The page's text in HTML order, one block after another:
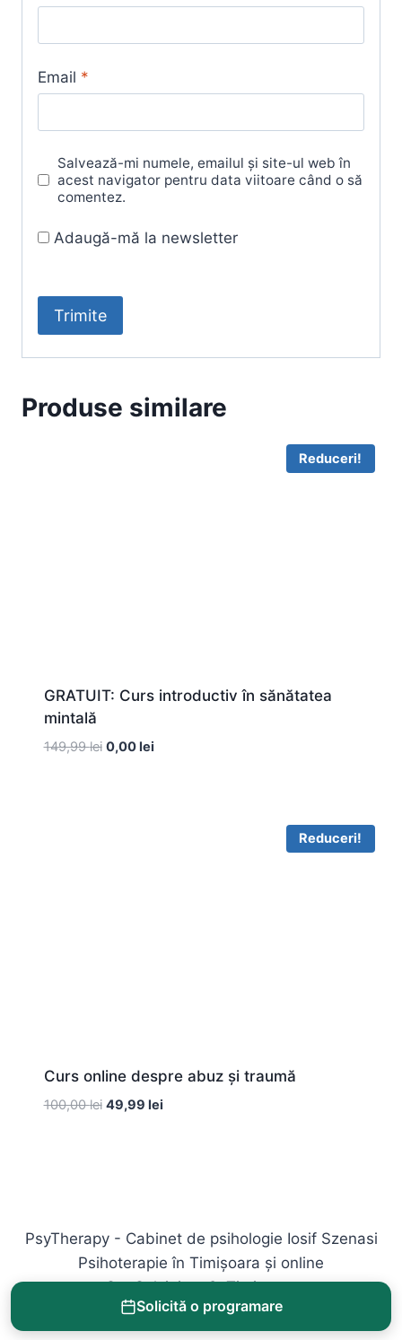
Email *
Salvează-mi numele, emailul și site-ul web în
acest navigator pentru data viitoare când o să
comentez.
Adaugă-mă la newsletter
Produse similare
Reduceri!
GRATUIT: Curs introductiv în sănătatea
mintală
149,99lei Prețul
0,00leiPrețul
Reduceri!
Curs online despre abuz și traumă
100,00lei Prețul
49,99 leiPrețul
PsyTherapy - Cabinet de psihologie Iosif Szenasi
Psihoterapie în Timișoara și online
Str. Salciei nr. 2, Timișoara
Solicită o programare